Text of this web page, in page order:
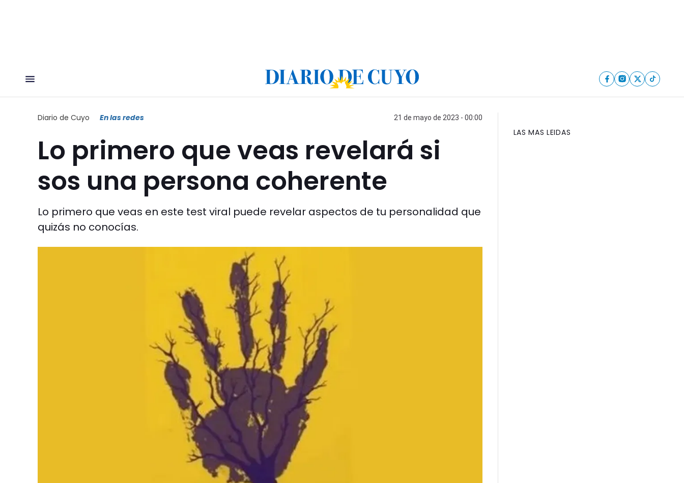
Diario de Cuyo En las redes 21 de mayo de 2023 - 00:00
Lo primero que veas revelará si
sos una persona coherente
Lo primero que veas en este test viral puede revelar aspectos de tu personalidad que
quizás no conocías.
LAS MAS LEIDAS